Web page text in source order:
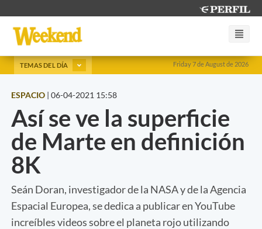
Friday 7 de August de 2026
TEMAS DEL DÍA
ESPACIO | 06-04-2021 15:58
Así se ve la superficie
de Marte en definición
8K
Seán Doran, investigador de la NASA y de la Agencia
Espacial Europea, se dedica a publicar en YouTube
increíbles videos sobre el planeta rojo utilizando